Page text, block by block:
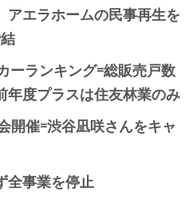
アエラホームの民事再生を
ーランキング=総販売戸数
度プラスは住友林業のみ
開催=渋谷凪咲さんをキャ
全事業を停止